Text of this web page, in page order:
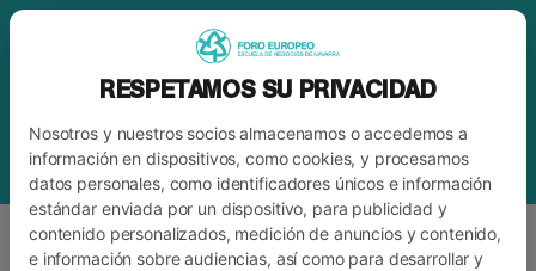
RESPETAMOS SU PRIVACIDAD
Nosotros y nuestros socios almacenamos o accedemos a
información en dispositivos, como cookies, y procesamos
datos personales, como identificadores únicos e información
estándar enviada por un dispositivo, para publicidad y
contenido personalizados, medición de anuncios y contenido,
e información sobre audiencias, así como para desarrollar y